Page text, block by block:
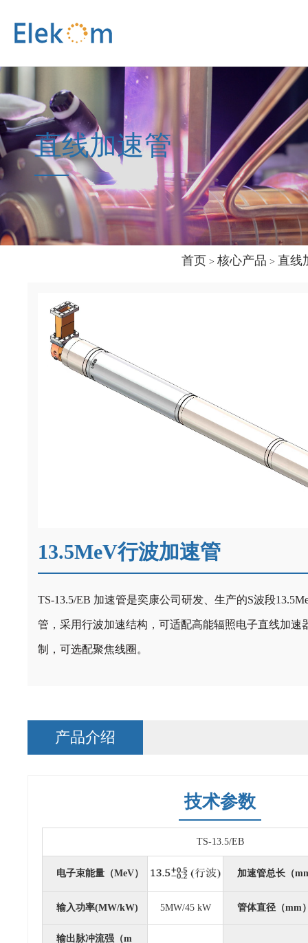
直线加速管
首页 > 核心产品 > 直线
13.5MeV行波加速管
TS-13.5/EB 加速管是奕康公司研发、生产的S波段
管，采用行波加速结构，可适配高能辐照电子直线加速
制，可选配聚焦线圈。
产品介绍
技术参数
TS-13.5/EB
电子束能量（MeV） 加速管总长（
输入功率(MW/kW) 5MW/45 kW 管体直径（mm
输出脉冲流强（m